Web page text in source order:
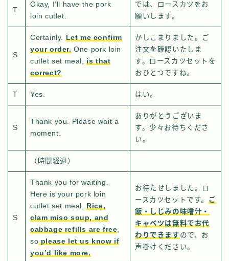
T
Okay, I’ll have the pork
loin cutlet.
では、ロースカツをお
願いします。
S
Certainly.
Let me confirm
your order. One pork loin
cutlet set meal, is that
correct?
かしこまりました。ご
注文を確認いたしま
す。ロースカツセットを
おひとつですね。
T Yes. はい。
S
Thank you. Please wait a
moment.
ありがとうございま
す。少々お待ちくださ
い。
（時間経過）
S
Thank you for waiting.
Here is your pork loin
cutlet set meal. Rice,
clam miso soup, and
cabbage refills are free,
so please let us know if
you’d like more.
お待たせしました。ロ
ースカツセットです。 ご
飯・しじみの味噌汁・
キャベツは無料でお代
わりできます ので、お
声掛けください。